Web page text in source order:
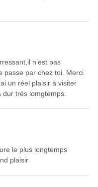
n’est pas
passe par chez toi. Merci
un réel plaisir à visiter
trés lomgtemps.
le plus longtemps
plaisir